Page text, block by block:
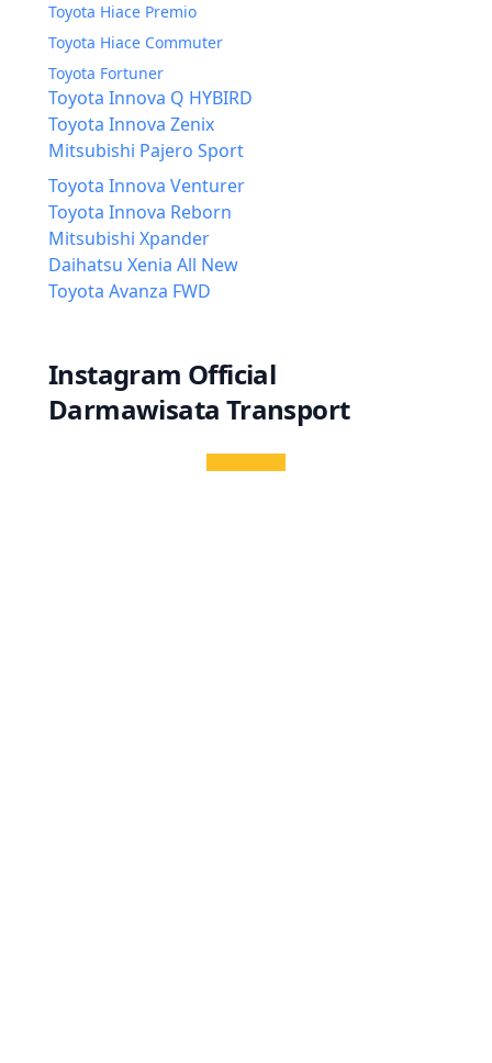
Toyota Hiace Premio
Toyota Hiace Commuter
Toyota Fortuner
Toyota Innova Q HYBIRD
Toyota Innova Zenix
Mitsubishi Pajero Sport
Toyota Innova Venturer
Toyota Innova Reborn
Mitsubishi Xpander
Daihatsu Xenia All New
Toyota Avanza FWD
Instagram Official
Darmawisata Transport